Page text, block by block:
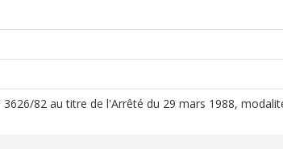
3626/82 au titre de l'Arrêté du 29 mars 1988,